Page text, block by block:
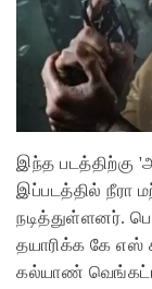
இந்த படத்திற்கு
இப்படத்தில் நீரா
நடித்துள்ளனர்.
தயாரிக்க கே எஸ்
கல்யாண்